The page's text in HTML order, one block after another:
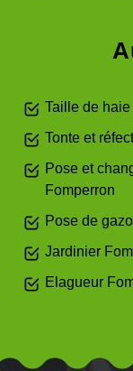
Taille de
Tonte et
Pose et
Fomperron
Pose de
Jardinier
Elagueur